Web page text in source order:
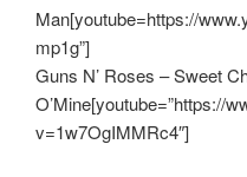
Man[youtube=https://
mp1g”]
Guns N’ Roses – Sweet
O’Mine[youtube=”https://
v=1w7OgIMMRc4″]